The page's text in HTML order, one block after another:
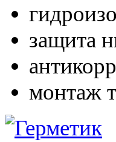
защита
монтаж